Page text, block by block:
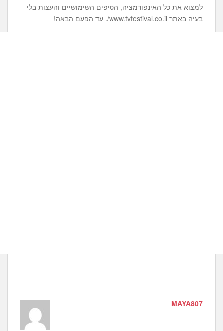
למצוא את כל האינפורמציה, הטיפים השימושיים והעצות בלי
בעיה באתר www.tvfestival.co.il/. עד הפעם הבאה!
MAYA807